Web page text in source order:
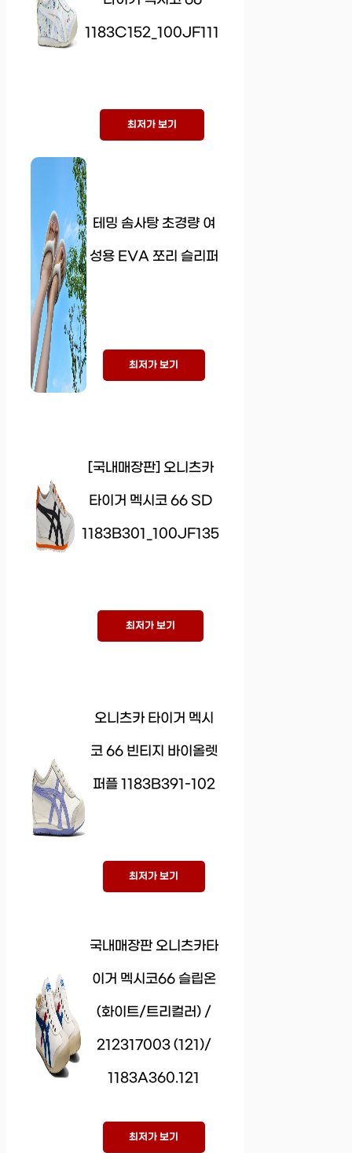
1183C152_100JF111
최저가 보기
테밍 솜사탕 초경량 여
성용 EVA 쪼리 슬리퍼
최저가 보기
[국내매장판] 오니츠카
타이거 멕시코 66 SD
1183B301_100JF135
최저가 보기
오니츠카 타이거 멕시
코 66 빈티지 바이올렛
퍼플 1183B391-102
최저가 보기
국내매장판 오니츠카타
이거 멕시코66 슬립온
(화이트/트리컬러) /
212317003 (121)/
1183A360.121
최저가 보기